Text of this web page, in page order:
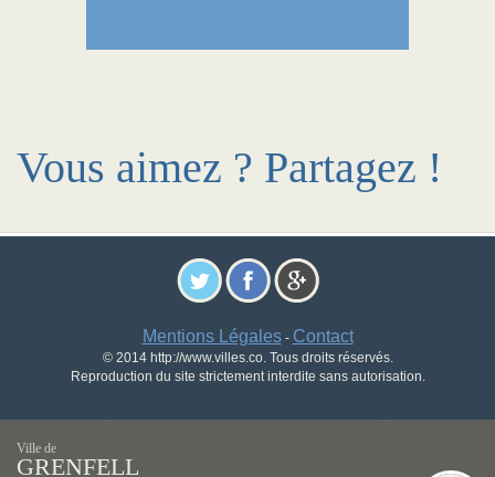
Vous aimez ? Partagez !
Mentions Légales- Contact
© 2014 http://www.villes.co. Tous droits réservés.
Reproduction du site strictement interdite sans autorisation.
Ville de
GRENFELL